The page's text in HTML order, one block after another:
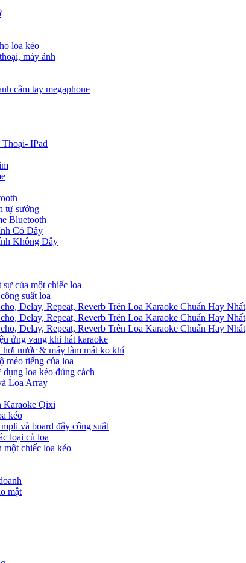
loa kéo
máy ảnh
cầm tay megaphone
IPad
tự sướng
Bluetooth
Có Dây
Không Dây
sự của một chiếc loa
suất loa
Delay, Repeat, Reverb Trên Loa Karaoke Chuẩn Hay Nhất
Delay, Repeat, Reverb Trên Loa Karaoke Chuẩn Hay Nhất
Delay, Repeat, Reverb Trên Loa Karaoke Chuẩn Hay Nhất
ứng vang khi hát karaoke
hơi nước & máy làm mát ko khí
méo tiếng của loa
loa kéo đúng cách
Loa Array
Karaoke Qixi
kéo
và board đẩy công suất
loại củ loa
một chiếc loa kéo
mật